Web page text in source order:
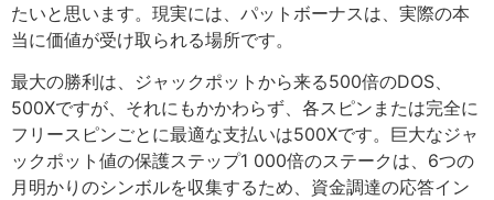
たいと思います。現実には、パットボーナスは、実際の本
当に価値が受け取られる場所です。
最大の勝利は、ジャックポットから来る500倍のDOS、
500Xですが、それにもかかわらず、各スピンまたは完全に
フリースピンごとに最適な支払いは500Xです。巨大なジャ
ックポット値の保護ステップ1 000倍のステークは、6つの
月明かりのシンボルを収集するため、資金調達の応答イン